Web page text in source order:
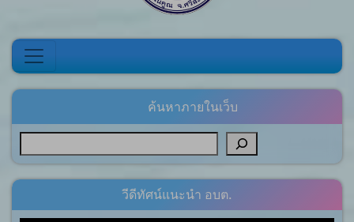
ค้นหาภายในเว็บ
วีดีทัศน์แนะนำ อบต.